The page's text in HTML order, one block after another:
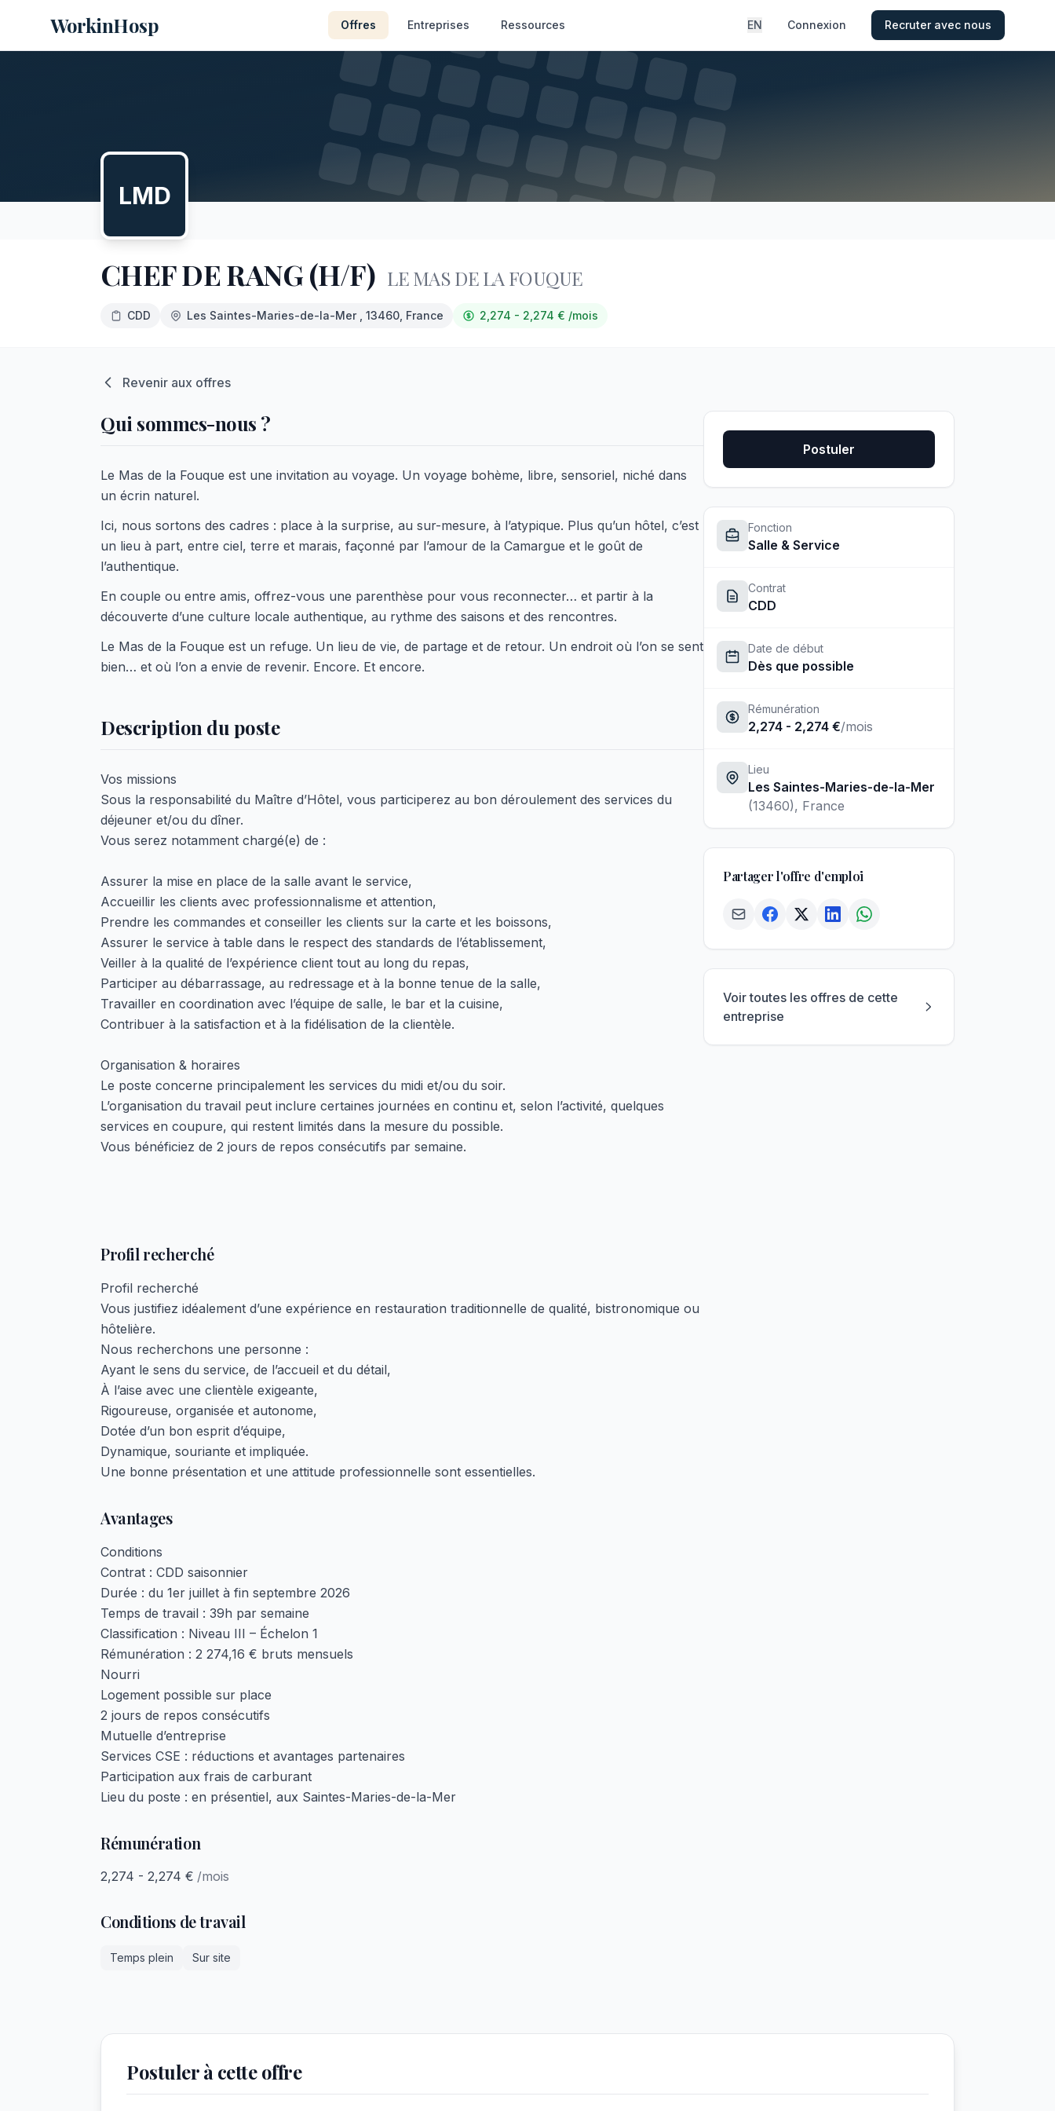
WorkinHosp Offres Entreprises Ressources EN Connexion Recruter avec nous
LMD
CHEF DE RANG (H/F) LE MAS DE LA FOUQUE
CDD Les Saintes-Maries-de-la-Mer , 13460 , France 2,274 - 2,274 € /mois
Revenir aux offres
Qui sommes-nous ?
Le Mas de la Fouque est une invitation au voyage. Un voyage bohème, libre, sensoriel, niché dans
un écrin naturel.
Ici, nous sortons des cadres : place à la surprise, au sur-mesure, à l’atypique. Plus qu’un hôtel, c’est
un lieu à part, entre ciel, terre et marais, façonné par l’amour de la Camargue et le goût de
l’authentique.
En couple ou entre amis, offrez-vous une parenthèse pour vous reconnecter… et partir à la
découverte d’une culture locale authentique, au rythme des saisons et des rencontres.
Le Mas de la Fouque est un refuge. Un lieu de vie, de partage et de retour. Un endroit où l’on se sent
bien… et où l’on a envie de revenir. Encore. Et encore.
Description du poste
Vos missions
Sous la responsabilité du Maître d’Hôtel, vous participerez au bon déroulement des services du
déjeuner et/ou du dîner.
Vous serez notamment chargé(e) de :
Assurer la mise en place de la salle avant le service,
Accueillir les clients avec professionnalisme et attention,
Prendre les commandes et conseiller les clients sur la carte et les boissons,
Assurer le service à table dans le respect des standards de l’établissement,
Veiller à la qualité de l’expérience client tout au long du repas,
Participer au débarrassage, au redressage et à la bonne tenue de la salle,
Travailler en coordination avec l’équipe de salle, le bar et la cuisine,
Contribuer à la satisfaction et à la fidélisation de la clientèle.
Organisation & horaires
Le poste concerne principalement les services du midi et/ou du soir.
L’organisation du travail peut inclure certaines journées en continu et, selon l’activité, quelques
services en coupure, qui restent limités dans la mesure du possible.
Vous bénéficiez de 2 jours de repos consécutifs par semaine.
Profil recherché
Profil recherché
Vous justifiez idéalement d’une expérience en restauration traditionnelle de qualité, bistronomique ou
hôtelière.
Nous recherchons une personne :
Ayant le sens du service, de l’accueil et du détail,
À l’aise avec une clientèle exigeante,
Rigoureuse, organisée et autonome,
Dotée d’un bon esprit d’équipe,
Dynamique, souriante et impliquée.
Une bonne présentation et une attitude professionnelle sont essentielles.
Avantages
Conditions
Contrat : CDD saisonnier
Durée : du 1er juillet à fin septembre 2026
Temps de travail : 39h par semaine
Classification : Niveau III – Échelon 1
Rémunération : 2 274,16 € bruts mensuels
Nourri
Logement possible sur place
2 jours de repos consécutifs
Mutuelle d’entreprise
Services CSE : réductions et avantages partenaires
Participation aux frais de carburant
Lieu du poste : en présentiel, aux Saintes-Maries-de-la-Mer
Rémunération
2,274 - 2,274 € /mois
Conditions de travail
Temps plein Sur site
Postuler
Fonction
Salle & Service
Contrat
CDD
Date de début
Dès que possible
Rémunération
2,274 - 2,274 €/mois
Lieu
Les Saintes-Maries-de-la-Mer
(13460), France
Partager l'offre d'emploi
Voir toutes les offres de cette
entreprise
Postuler à cette offre